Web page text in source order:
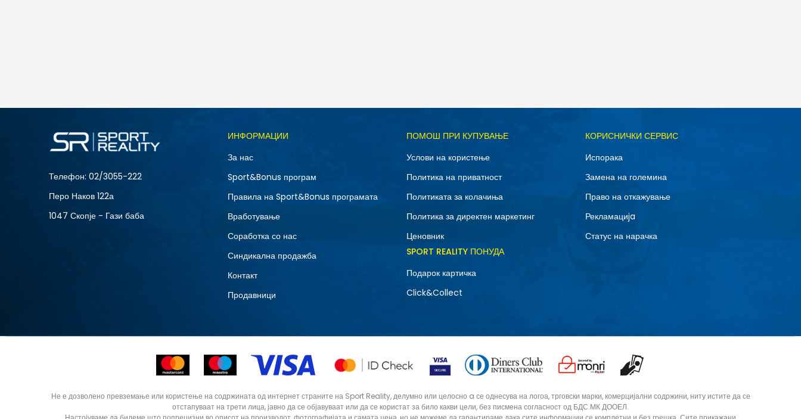
NEW
Телефон: 02/3055-222
Перо Наков 122а
1047 Скопје - Гази баба
ИНФОРМАЦИИ
За нас
Sport&Bonus програм
Правила на Sport&Bonus програмата
Вработување
Соработка со нас
Синдикална продажба
Контакт
Продавници
ПОМОШ ПРИ КУПУВАЊЕ
Услови на користење
Политика на приватност
Политиката за колачиња
Политика за директен маркетинг
Ценовник
КОРИСНИЧКИ СЕРВИС
Испорака
Замена на големина
Право на откажување
Рекламациja
Статус на нарачка
SPORT REALITY ПОНУДА
Подарок картичка
Click&Collect
Не е дозволено превземање или користење на содржината од интернет страните на Sport Reality, делумно или целосно a се однесува на логоа, трговски марки, комерцијални содржини, ниту истите да се
отстапуваат на трети лица, јавно да се објавуваат или да се користат за било какви цели, без писмена согласност од БДС.МК ДООЕЛ.